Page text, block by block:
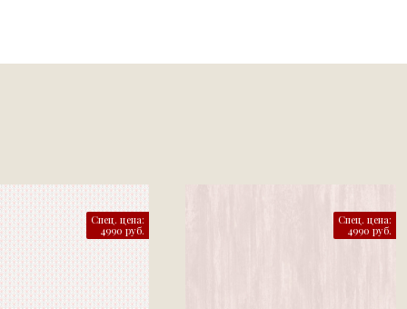
Спец. цена:
4990 руб.
Спец. цена:
4990 руб.